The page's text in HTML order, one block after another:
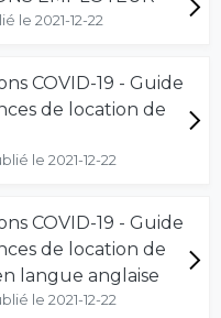
le 2021-12-22
COVID-19 - Guide
de location de
le 2021-12-22
COVID-19 - Guide
de location de
langue anglaise
le 2021-12-22